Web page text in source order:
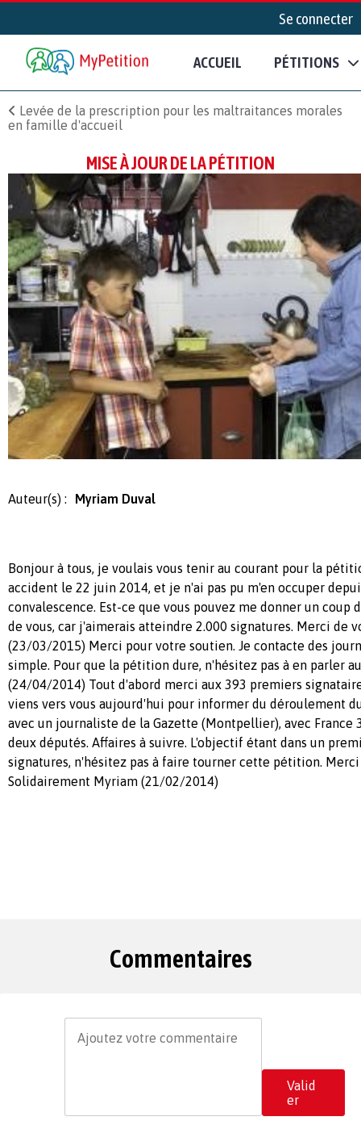
Se connecter
ACCUEIL PÉTITIONS
Levée de la prescription pour les maltraitances morales
en famille d'accueil
MISE À JOUR DE LA PÉTITION
Auteur(s) : Myriam Duval
Bonjour à tous, je voulais vous tenir au courant pour la
accident le 22 juin 2014, et je n'ai pas pu m'en occuper
convalescence. Est-ce que vous pouvez me donner un coup
de vous, car j'aimerais atteindre 2.000 signatures. Merci de
(23/03/2015) Merci pour votre soutien. Je contacte des
simple. Pour que la pétition dure, n'hésitez pas à en parler
(24/04/2014) Tout d'abord merci aux 393 premiers
viens vers vous aujourd'hui pour informer du déroulement
avec un journaliste de la Gazette (Montpellier), avec
deux députés. Affaires à suivre. L'objectif étant dans un
signatures, n'hésitez pas à faire tourner cette pétition.
Solidairement Myriam (21/02/2014)
Commentaires
Valid
er